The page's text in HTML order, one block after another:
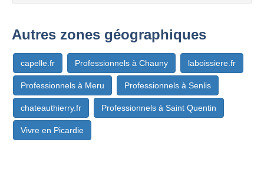
Autres zones géographiques
capelle.fr Professionnels à Chauny laboissiere.fr
Professionnels à Meru Professionnels à Senlis
chateauthierry.fr Professionnels à Saint Quentin
Vivre en Picardie